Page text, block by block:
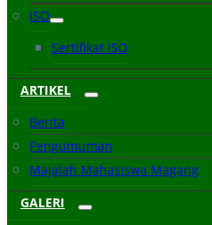
ISO
Sertifikat ISO
ARTIKEL
Berita
Pengumuman
Majalah Mahasiswa Magang
GALERI